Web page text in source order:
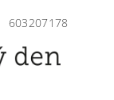
603207178